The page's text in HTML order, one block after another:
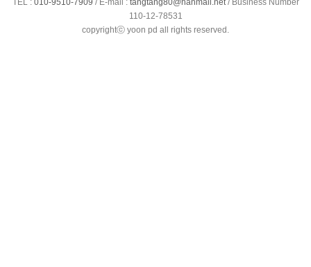
TEL : 010-9510-7909 / E-mail : tangtang80@hanmail.net/ Business Number
110-12-78531
copyrightⓒ yoon pd all rights reserved.